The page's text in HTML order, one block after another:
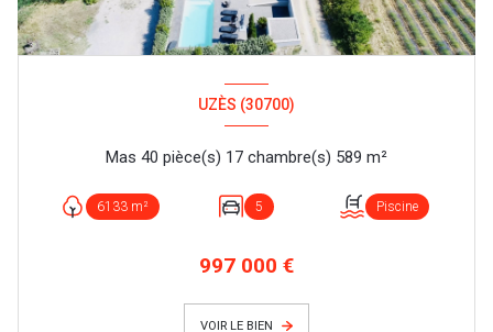
UZÈS (30700)
Mas 40 pièce(s) 17 chambre(s) 589 m²
6133 m² 5 Piscine
997 000 €
VOIR LE BIEN